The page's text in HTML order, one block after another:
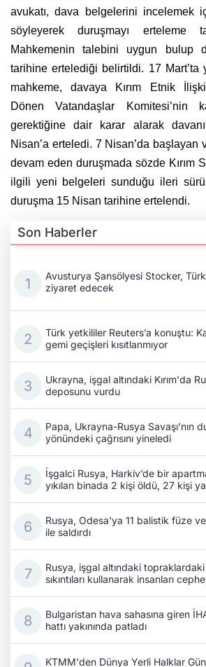
avukatı, dava belgelerini incelemek
söyleyerek duruşmayı erteleme
Mahkemenin talebini uygun bulup
tarihine ertelediği belirtildi. 17 Mart’ta
mahkeme, davaya Kırım Etnik
Dönen Vatandaşlar Komitesi’nin
gerektiğine dair karar alarak
Nisan’a erteledi. 7 Nisan’da başlayan
devam eden duruşmada sözde Kırım
ilgili yeni belgeleri sunduğu ileri
duruşma 15 Nisan tarihine ertelendi.
Son Haberler
Avusturya Şansölyesi Stocker,
ziyaret edecek
Türk yetkililer Reuters’a konuştu:
gemi geçişleri kısıtlanmıyor
Ukrayna, işgal altındaki Kırım'da
deposunu vurdu
Papa, Ukrayna-Rusya Savaşı’nın
yönündeki çağrısını yineledi
İşgalci Rusya, Harkiv’de bir
yıkılan binada 2 kişi öldü, 27 kişi
Rusya, Odesa'ya 11 balistik füze
ile saldırdı
Rusya, işgal altındaki
sıkıntıları kullanarak insanları
Bulgaristan hava sahasına giren
hattı yakınında patladı
KTMM'den Dünya Yerli Halklar